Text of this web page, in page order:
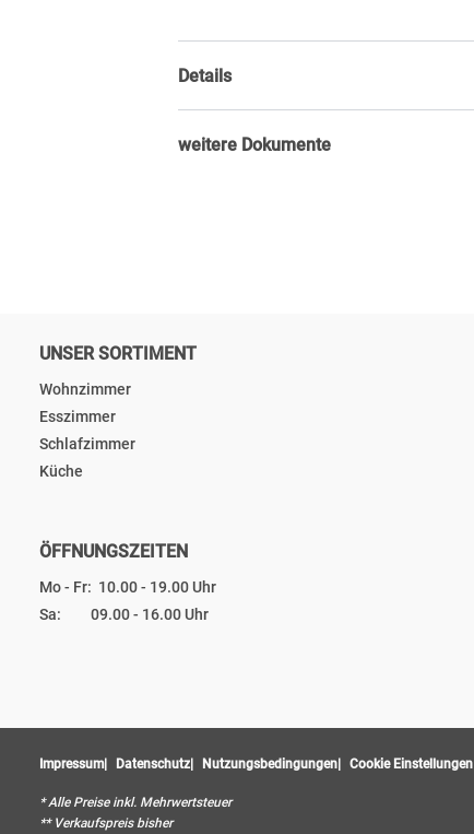
Details
weitere Dokumente
UNSER SORTIMENT
Wohnzimmer
Esszimmer
Schlafzimmer
Küche
ÖFFNUNGSZEITEN
Mo - Fr: 10.00 - 19.00 Uhr
Sa: 09.00 - 16.00 Uhr
Impressum Datenschutz Nutzungsbedingungen Cookie Einstellungen
* Alle Preise inkl. Mehrwertsteuer
** Verkaufspreis bisher